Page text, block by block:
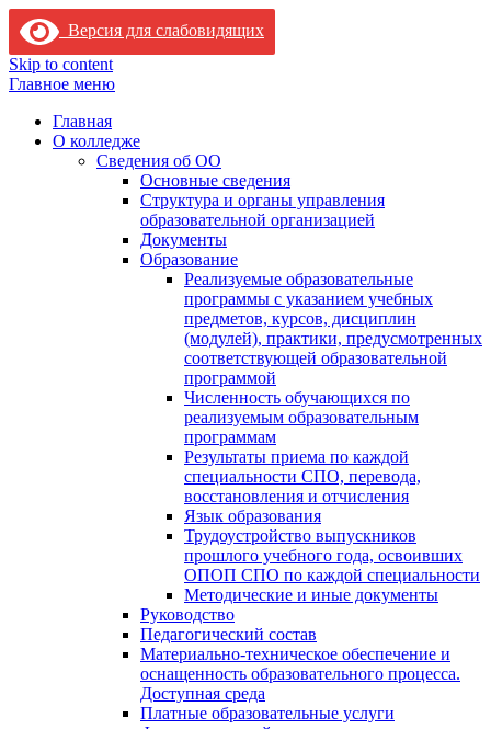
Версия для слабовидящих
Skip to content
Главное меню
Главная
О колледже
Сведения об ОО
Основные сведения
Структура и органы управления
образовательной организацией
Документы
Образование
Реализуемые образовательные
программы с указанием учебных
предметов, курсов, дисциплин
(модулей), практики, предусмотренных
соответствующей образовательной
программой
Численность обучающихся по
реализуемым образовательным
программам
Результаты приема по каждой
специальности СПО, перевода,
восстановления и отчисления
Язык образования
Трудоустройство выпускников
прошлого учебного года, освоивших
ОПОП СПО по каждой специальности
Методические и иные документы
Руководство
Педагогический состав
Материально-техническое обеспечение и
оснащенность образовательного процесса.
Доступная среда
Платные образовательные услуги